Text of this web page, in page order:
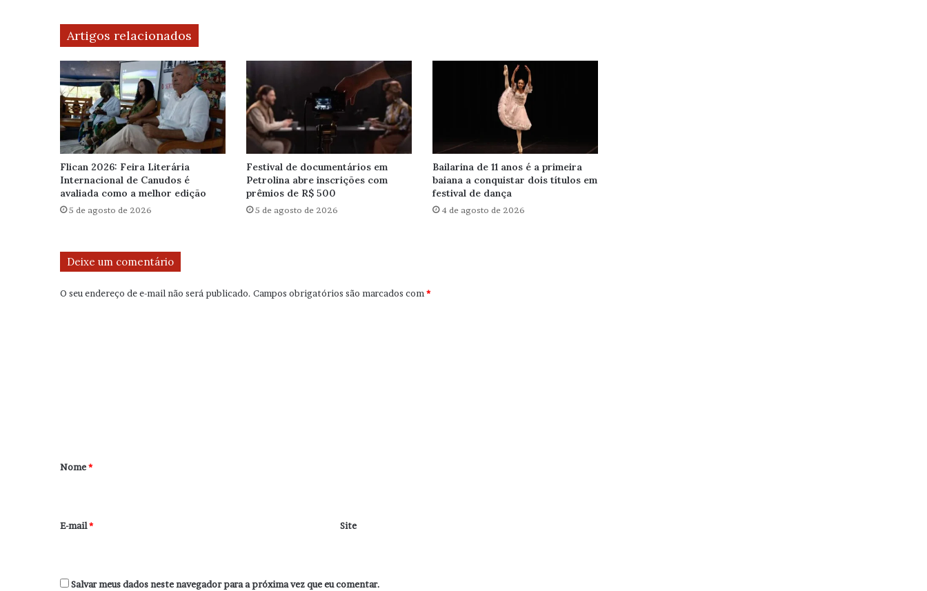
Artigos relacionados
Flican 2026: Feira Literária
Internacional de Canudos é
avaliada como a melhor edição
5 de agosto de 2026
Festival de documentários em
Petrolina abre inscrições com
prêmios de R$ 500
5 de agosto de 2026
Bailarina de 11 anos é a primeira
baiana a conquistar dois títulos em
festival de dança
4 de agosto de 2026
Deixe um comentário
O seu endereço de e-mail não será publicado. Campos obrigatórios são marcados com*
r
*
Nome*
E-mail* Site
Salvar meus dados neste navegador para a próxima vez que eu comentar.